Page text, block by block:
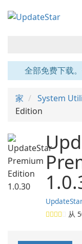
全部免费下载
家 System
Edition
从